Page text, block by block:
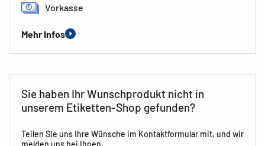
Vorkasse
Mehr Infos
Sie haben Ihr Wunschprodukt nicht in
unserem Etiketten-Shop gefunden?
Teilen Sie uns Ihre Wünsche im Kontaktformular mit, und wir
melden uns bei Ihnen.